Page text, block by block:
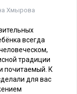
Хмырова
всегда
традиции
почитаемый. К
для вас